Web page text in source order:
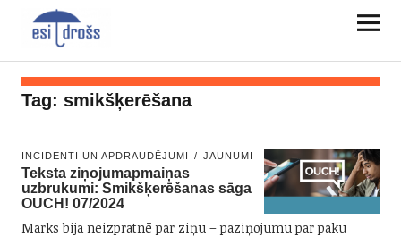
Tag: smikšķerēšana
INCIDENTI UN APDRAUDĒJUMI JAUNUMI
Teksta ziņojumapmaiņas
uzbrukumi: Smikšķerēšanas sāga
OUCH! 07/2024
Marks bija neizpratnē par ziņu – paziņojumu par paku